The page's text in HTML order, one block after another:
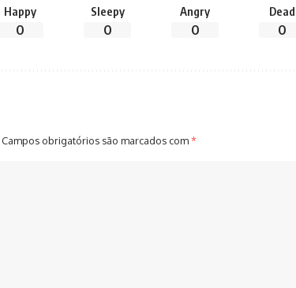
Happy
0
Sleepy
0
Angry
0
Dead
0
Campos obrigatórios são marcados com*